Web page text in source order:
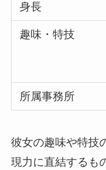
身長
趣味・特技
所属事務所
彼女の趣味や特技
現力に直結するも